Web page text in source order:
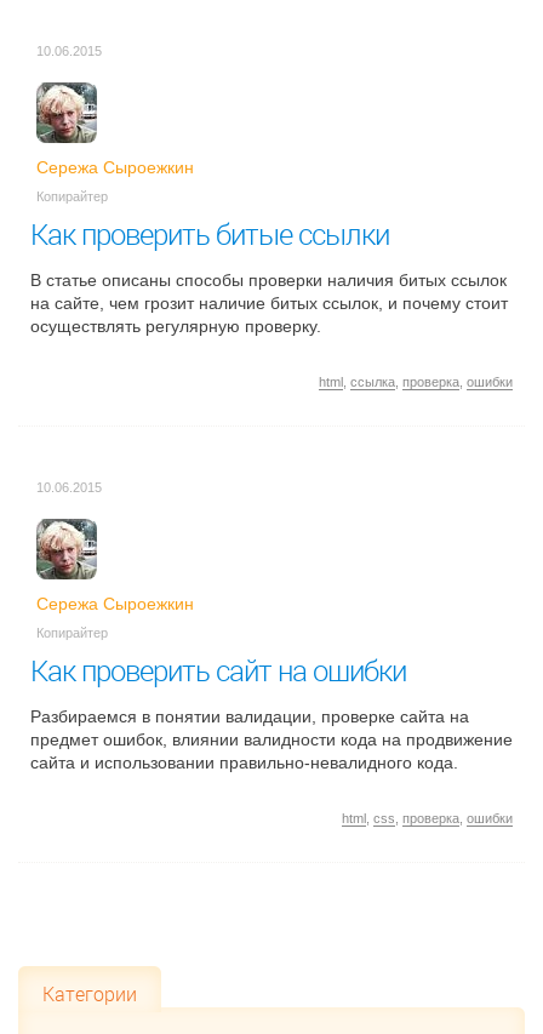
10.06.2015
Как проверить битые ссылки
В статье описаны способы проверки наличия битых ссылок
на сайте, чем грозит наличие битых ссылок, и почему стоит
осуществлять регулярную проверку.
html ссылка проверка ошибки
Сережа Сыроежкин
Копирайтер
10.06.2015
Как проверить сайт на ошибки
Разбираемся в понятии валидации, проверке сайта на
предмет ошибок, влиянии валидности кода на продвижение
сайта и использовании правильно-невалидного кода.
html css проверка ошибки
Сережа Сыроежкин
Копирайтер
Категории